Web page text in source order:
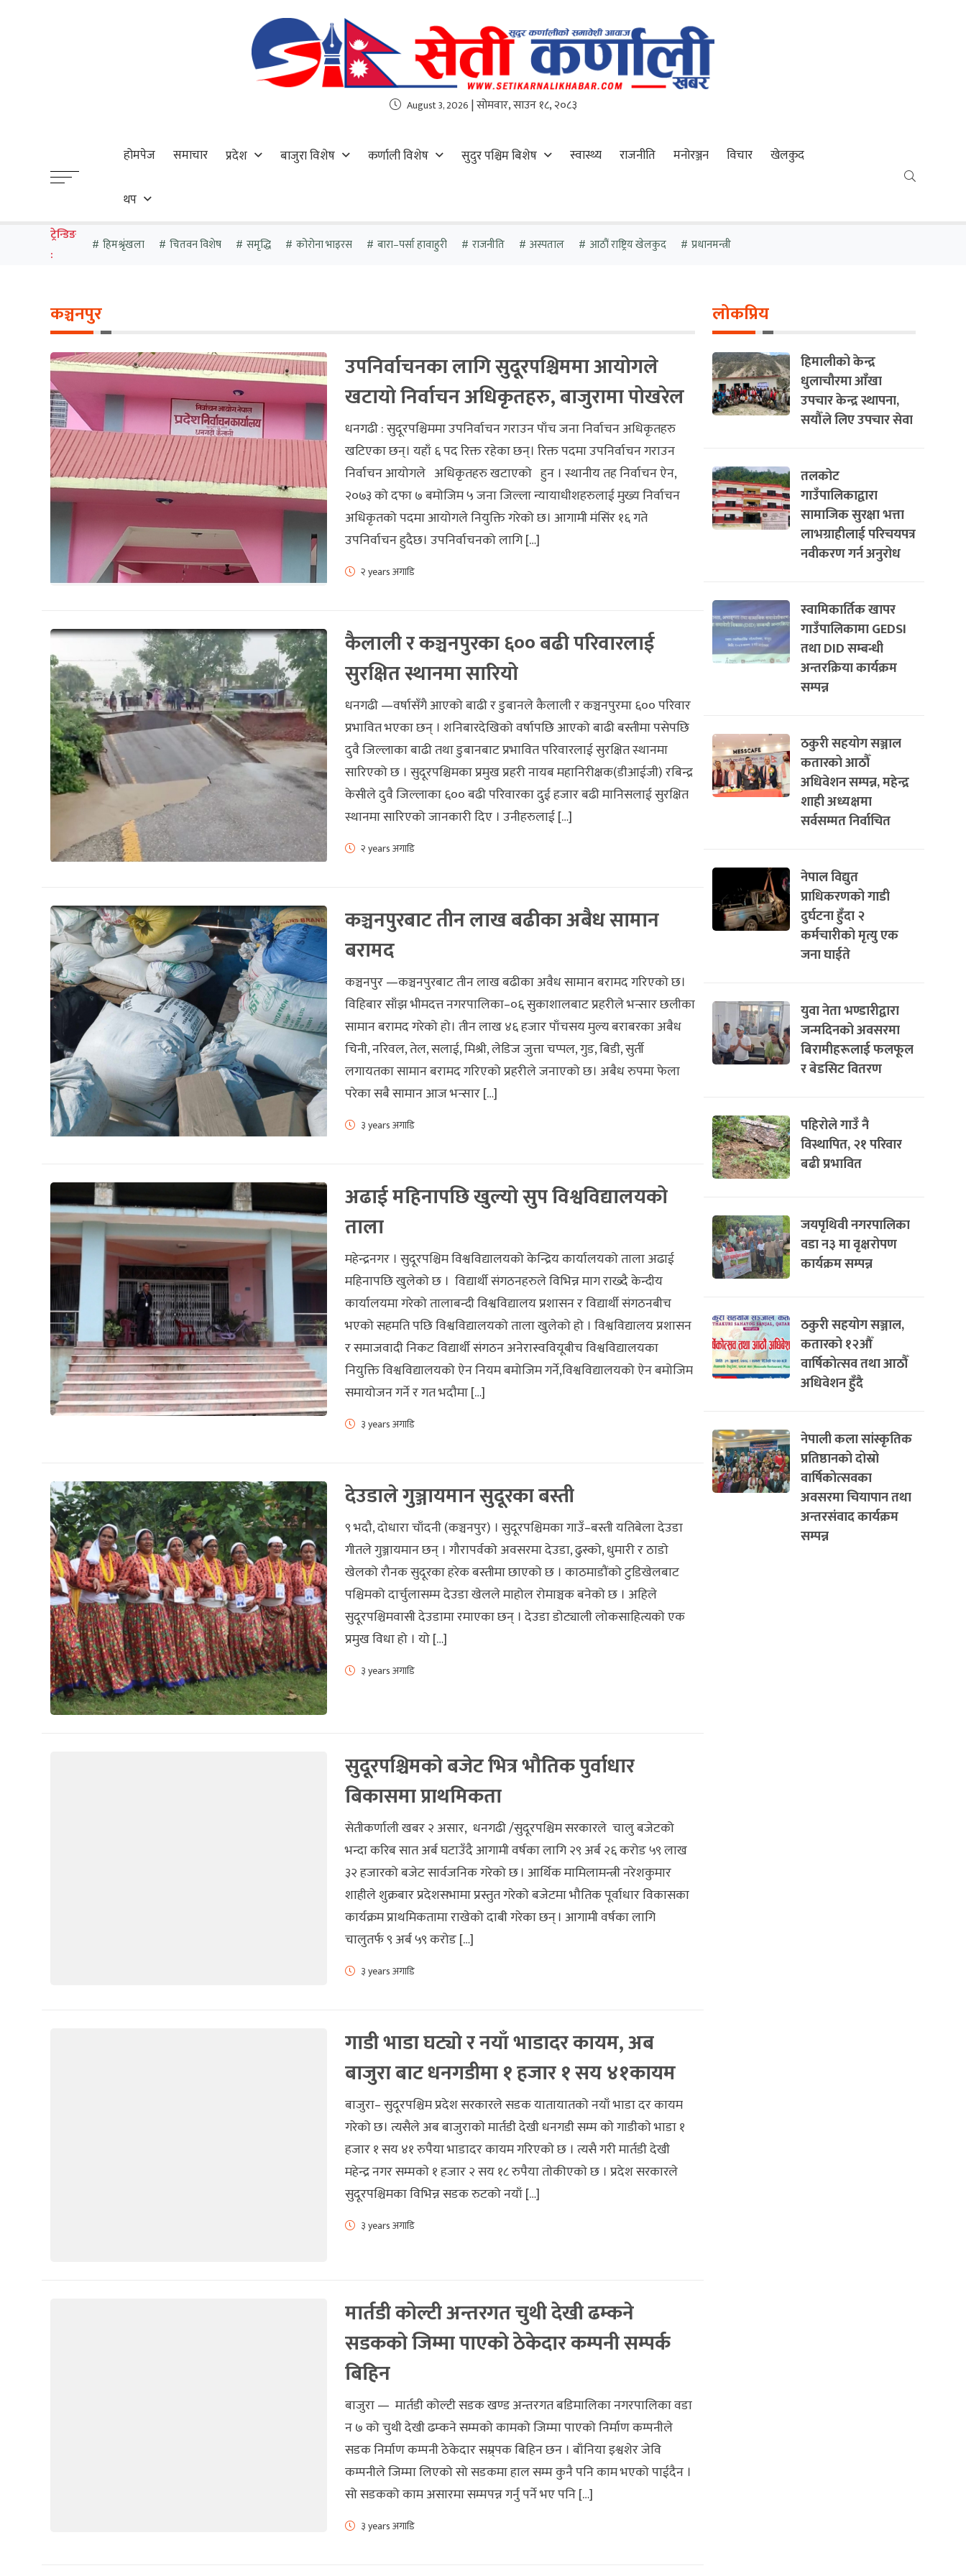
August 3, 2026 | सोमवार, साउन १८, २०८३
होमपेज समाचार प्रदेश बाजुरा विशेष कर्णाली विशेष सुदुर पश्चिम बिशेष स्वास्थ्य राजनीति मनोरञ्जन विचार खेलकुद
थप
ट्रेन्डिङ
:
हिमश्रृंखला चितवन विशेष समृद्धि कोरोना भाइरस बारा–पर्सा हावाहुरी राजनीति अस्पताल आठौं राष्ट्रिय खेलकुद प्रधानमन्त्री
कञ्चनपुर
उपनिर्वाचनका लागि सुदूरपश्चिममा आयोगले
खटायो निर्वाचन अधिकृतहरु, बाजुरामा पोखरेल
धनगढी : सुदूरपश्चिममा उपनिर्वाचन गराउन पाँच जना निर्वाचन अधिकृतहरु
खटिएका छन्। यहाँ ६ पद रिक्त रहेका छन्। रिक्त पदमा उपनिर्वाचन गराउन
निर्वाचन आयोगले अधिकृतहरु खटाएको हुन । स्थानीय तह निर्वाचन ऐन,
२०७३ को दफा ७ बमोजिम ५ जना जिल्ला न्यायाधीशहरुलाई मुख्य निर्वाचन
अधिकृतको पदमा आयोगले नियुक्ति गरेको छ। आगामी मंसिंर १६ गते
उपनिर्वाचन हुदैछ। उपनिर्वाचनको लागि […]
२ years अगाडि
कैलाली र कञ्चनपुरका ६०० बढी परिवारलाई
सुरक्षित स्थानमा सारियो
धनगढी —वर्षासँगै आएको बाढी र डुबानले कैलाली र कञ्चनपुरमा ६०० परिवार
प्रभावित भएका छन् । शनिबारदेखिको वर्षापछि आएको बाढी बस्तीमा पसेपछि
दुवै जिल्लाका बाढी तथा डुबानबाट प्रभावित परिवारलाई सुरक्षित स्थानमा
सारिएको छ । सुदूरपश्चिमका प्रमुख प्रहरी नायब महानिरीक्षक(डीआईजी) रबिन्द्र
केसीले दुवै जिल्लाका ६०० बढी परिवारका दुई हजार बढी मानिसलाई सुरक्षित
स्थानमा सारिएको जानकारी दिए । उनीहरुलाई […]
२ years अगाडि
कञ्चनपुरबाट तीन लाख बढीका अबैध सामान
बरामद
कञ्चनपुर —कञ्चनपुरबाट तीन लाख बढीका अवैध सामान बरामद गरिएको छ।
विहिबार साँझ भीमदत्त नगरपालिका–०६ सुकाशालबाट प्रहरीले भन्सार छलीका
सामान बरामद गरेको हो। तीन लाख ४६ हजार पाँचसय मुल्य बराबरका अबैध
चिनी, नरिवल, तेल, सलाई, मिश्री, लेडिज जुत्ता चप्पल, गुड, बिडी, सुर्ती
लगायतका सामान बरामद गरिएको प्रहरीले जनाएको छ। अबैध रुपमा फेला
परेका सबै सामान आज भन्सार […]
३ years अगाडि
अढाई महिनापछि खुल्यो सुप विश्वविद्यालयको
ताला
महेन्द्रनगर । सुदूरपश्चिम विश्वविद्यालयको केन्द्रिय कार्यालयको ताला अढाई
महिनापछि खुलेको छ । विद्यार्थी संगठनहरुले विभिन्न माग राख्दै केन्दीय
कार्यालयमा गरेको तालाबन्दी विश्वविद्यालय प्रशासन र विद्यार्थी संगठनबीच
भएको सहमति पछि विश्वविद्यालयको ताला खुलेको हो । विश्वविद्यालय प्रशासन
र समाजवादी निकट विद्यार्थी संगठन अनेरास्ववियूबीच विश्वविद्यालयका
नियुक्ति विश्वविद्यालयको ऐन नियम बमोजिम गर्ने,विश्वविद्यालयको ऐन बमोजिम
समायोजन गर्ने र गत भदौमा […]
३ years अगाडि
देउडाले गुञ्जायमान सुदूरका बस्ती
९ भदौ, दोधारा चाँदनी (कञ्चनपुर) । सुदूरपश्चिमका गाउँ–बस्ती यतिबेला देउडा
गीतले गुञ्जायमान छन् । गौरापर्वको अवसरमा देउडा, ढुस्को, धुमारी र ठाडो
खेलको रौनक सुदूरका हरेक बस्तीमा छाएको छ । काठमाडौंको टुडिखेलबाट
पश्चिमको दार्चुलासम्म देउडा खेलले माहोल रोमाञ्चक बनेको छ । अहिले
सुदूरपश्चिमवासी देउडामा रमाएका छन् । देउडा डोट्याली लोकसाहित्यको एक
प्रमुख विधा हो । यो […]
३ years अगाडि
सुदूरपश्चिमको बजेट भित्र भौतिक पुर्वाधार
बिकासमा प्राथमिकता
सेतीकर्णाली खबर २ असार, धनगढी /सुदूरपश्चिम सरकारले चालु बजेटको
भन्दा करिब सात अर्ब घटाउँदै आगामी वर्षका लागि २९ अर्ब २६ करोड ५९ लाख
३२ हजारको बजेट सार्वजनिक गरेको छ । आर्थिक मामिलामन्त्री नरेशकुमार
शाहीले शुक्रबार प्रदेशसभामा प्रस्तुत गरेको बजेटमा भौतिक पूर्वाधार विकासका
कार्यक्रम प्राथमिकतामा राखेको दाबी गरेका छन् । आगामी वर्षका लागि
चालुतर्फ ९ अर्ब ५९ करोड […]
३ years अगाडि
गाडी भाडा घट्याे र नयाँ भाडादर कायम, अब
बाजुरा बाट धनगडीमा १ हजार १ सय ४१कायम
बाजुरा– सुदूरपश्चिम प्रदेश सरकारले सडक यातायातको नयाँ भाडा दर कायम
गरेको छ। त्यसैले अब बाजुराकाे मार्तडी देखी धनगडी सम्म काे गाडीकाे भाडा १
हजार १ सय ४१ रुपैया भाडादर कायम गरिएकाे छ । त्यसै गरी मार्तडी देखी
महेन्द्र नगर सम्मकाे १ हजार २ सय १८ रुपैया ताेकीएकाे छ । प्रदेश सरकारले
सुदूरपश्चिमका विभिन्न सडक रुटको नयाँ […]
३ years अगाडि
मार्तडी कोल्टी अन्तरगत चुथी देखी ढम्कने
सडककाे जिम्मा पाएकाे ठेकेदार कम्पनी सम्पर्क
बिहिन
बाजुरा — मार्तडी कोल्टी सडक खण्ड अन्तरगत बडिमालिका नगरपालिका वडा
न ७ को चुथी देखी ढम्कने सम्मको कामको जिम्मा पाएको निर्माण कम्पनीले
सडक निर्माण कम्पनी ठेकेदार सम्र्पक बिहिन छन । बाँनिया इश्वशेर जेवि
कम्पनीले जिम्मा लिएको सो सडकमा हाल सम्म कुनै पनि काम भएको पाईदैन ।
सो सडकको काम असारमा सम्मपन्न गर्नु पर्ने भए पनि […]
३ years अगाडि
लोकप्रिय
हिमालीको केन्द्र
धुलाचौरमा आँखा
उपचार केन्द्र स्थापना,
सयौँले लिए उपचार सेवा
तलकोट
गाउँपालिकाद्वारा
सामाजिक सुरक्षा भत्ता
लाभग्राहीलाई परिचयपत्र
नवीकरण गर्न अनुरोध
स्वामिकार्तिक खापर
गाउँपालिकामा GEDSI
तथा DID सम्बन्धी
अन्तरक्रिया कार्यक्रम
सम्पन्न
ठकुरी सहयोग सञ्जाल
कतारको आठौँ
अधिवेशन सम्पन्न, महेन्द्र
शाही अध्यक्षमा
सर्वसम्मत निर्वाचित
नेपाल विद्युत
प्राधिकरणको गाडी
दुर्घटना हुँदा २
कर्मचारीको मृत्यु एक
जना घाईते
युवा नेता भण्डारीद्वारा
जन्मदिनको अवसरमा
बिरामीहरूलाई फलफूल
र बेडसिट वितरण
पहिरोले गाउँ नै
विस्थापित, २१ परिवार
बढी प्रभावित
जयपृथिवी नगरपालिका
वडा न३ मा वृक्षरोपण
कार्यक्रम सम्पन्न
ठकुरी सहयोग सञ्जाल,
कतारको १२औँ
वार्षिकोत्सव तथा आठौँ
अधिवेशन हुँदै
नेपाली कला सांस्कृतिक
प्रतिष्ठानको दोस्रो
वार्षिकोत्सवका
अवसरमा चियापान तथा
अन्तरसंवाद कार्यक्रम
सम्पन्न